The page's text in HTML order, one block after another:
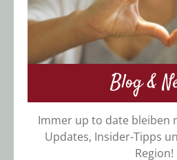
Blog &
Immer up to date bleiben
Updates, Insider-Tipps
Region!